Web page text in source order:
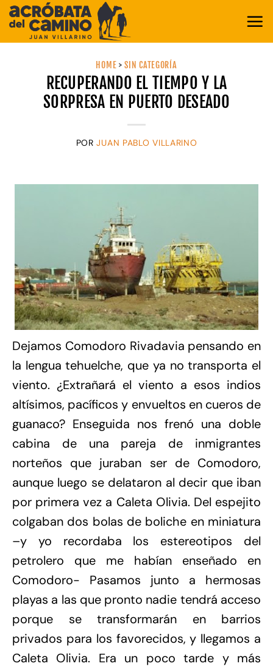
Saltar
contenido
HOME >SIN CATEGORÍA
RECUPERANDO EL TIEMPO Y LA
SORPRESA EN PUERTO DESEADO
PORJUAN PABLO VILLARINO
Dejamos Comodoro Rivadavia pensando en
la lengua tehuelche, que ya no transporta el
viento. ¿Extrañará el viento a esos indios
altísimos, pacíficos y envueltos en cueros de
guanaco? Enseguida nos frenó una doble
cabina de una pareja de inmigrantes
norteños que juraban ser de Comodoro,
aunque luego se delataron al decir que iban
por primera vez a Caleta Olivia. Del espejito
colgaban dos bolas de boliche en miniatura
–y yo recordaba los estereotipos del
petrolero que me habían enseñado en
Comodoro- Pasamos junto a hermosas
playas a las que pronto nadie tendrá acceso
porque se transformarán en barrios
privados para los favorecidos, y llegamos a
Caleta Olivia. Era un poco tarde y más